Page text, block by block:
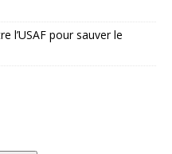
l’USAF pour sauver le